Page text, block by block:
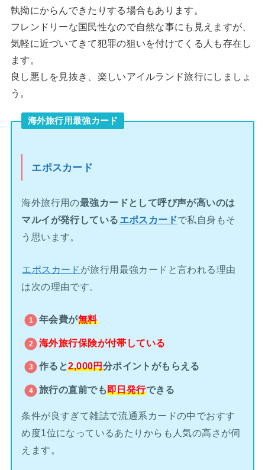
執拗にからんできたりする場合もあります。
フレンドリーな国民性なので自然な事にも見えますが、
気軽に近づいてきて犯罪の狙いを付けてくる人も存在し
ます。
良し悪しを見抜き、楽しいアイルランド旅行にしましょ
う。
海外旅行用最強カード
エポスカード
海外旅行用の最強カードとして呼び声が高いのは
マルイが発行している エポスカードで私自身もそ
う思います。
エポスカード が旅行用最強カードと言われる理由
は次の理由です。
年会費が無料
海外旅行保険が付帯している
作ると2,000円分ポイントがもらえる
旅行の直前でも即日発行できる
条件が良すぎて雑誌で流通系カードの中でおすす
め度1位になっているあたりからも人気の高さが伺
えます。